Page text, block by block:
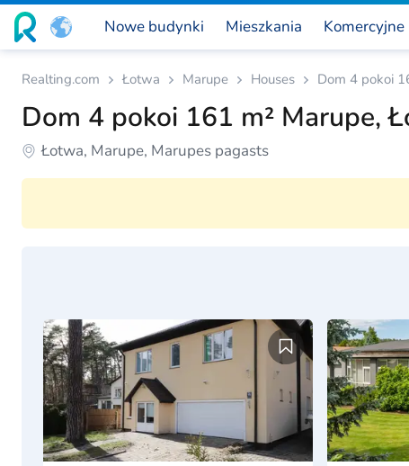
Nowe budynki Mieszkania Komercyjne
Realting.com Łotwa Marupe Houses Dom 4 pokoi
Dom 4 pokoi 161 m² Marupe,
Łotwa, Marupe, Marupes pagasts